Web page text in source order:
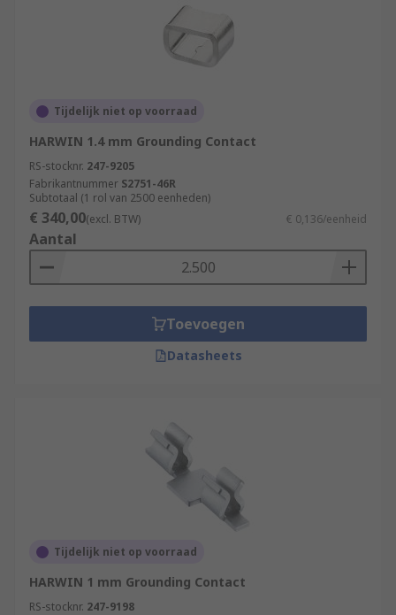
Tijdelijk niet op voorraad
HARWIN 1.4 mm Grounding Contact
RS-stocknr. 247-9205
Fabrikantnummer S2751-46R
Subtotaal (1 rol van 2500 eenheden)
€ 340,00(excl. BTW) € 0,136/eenheid
Aantal
Toevoegen
Datasheets
Tijdelijk niet op voorraad
HARWIN 1 mm Grounding Contact
RS-stocknr. 247-9198